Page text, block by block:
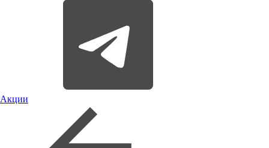
Акции